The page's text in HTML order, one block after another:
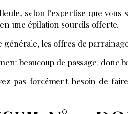
selon l’expertise que vous
une épilation sourcils offerte.
générale, les offres de
beaucoup de passage, donc
pas forcément besoin de